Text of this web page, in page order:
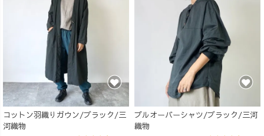
コットン羽織りガウン/ブラック/三
河織物
プルオーバーシャツ/ブラック/三河
織物